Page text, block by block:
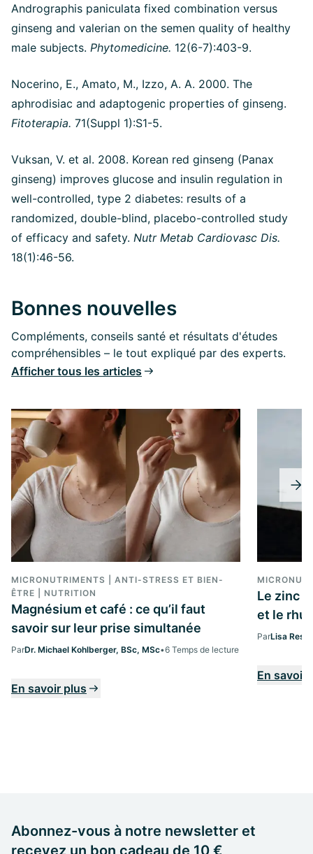
Andrographis paniculata fixed combination versus
ginseng and valerian on the semen quality of healthy
male subjects. Phytomedicine. 12(6-7):403-9.
Nocerino, E., Amato, M., Izzo, A. A. 2000. The
aphrodisiac and adaptogenic properties of ginseng.
Fitoterapia. 71(Suppl 1):S1-5.
Vuksan, V. et al. 2008. Korean red ginseng (Panax
ginseng) improves glucose and insulin regulation in
well-controlled, type 2 diabetes: results of a
randomized, double-blind, placebo-controlled study
of efficacy and safety. Nutr Metab Cardiovasc Dis.
18(1):46-56.
Bonnes nouvelles
Compléments, conseils santé et résultats d'études
compréhensibles – le tout expliqué par des experts.
Afficher tous les articles
MICRONUTRIMENTS | ANTI-STRESS ET BIEN-
ÊTRE | NUTRITION
Magnésium et café : ce qu’il faut
savoir sur leur prise simultanée
ParDr. Michael Kohlberger, BSc, MSc•6 Temps de lecture
En savoir plus
Le zinc
et le
ParLisa
En savoir
Abonnez-vous à notre newsletter et
recevez un bon cadeau de 10 €